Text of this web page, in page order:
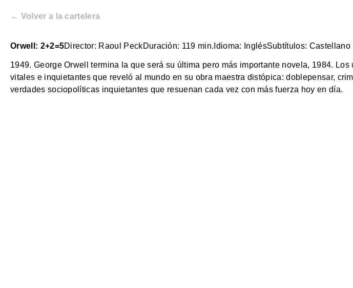
← Volver a la cartelera
Orwell: 2+2=5Director: Raoul PeckDuración: 119 min. Idioma: InglésSubtítulos: Castellano
1949. George Orwell termina la que será su última pero más importante novela, 1984.
vitales e inquietantes que reveló al mundo en su obra maestra distópica: doblepensar,
verdades sociopolíticas inquietantes que resuenan cada vez con más fuerza hoy en día.